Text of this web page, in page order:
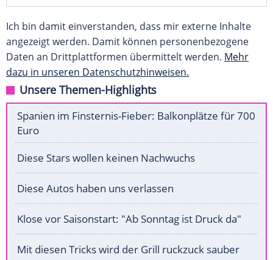
Ich bin damit einverstanden, dass mir externe Inhalte
angezeigt werden. Damit können personenbezogene
Daten an Drittplattformen übermittelt werden. Mehr
dazu in unseren Datenschutzhinweisen.
Unsere Themen-Highlights
Spanien im Finsternis-Fieber: Balkonplätze für 700
Euro
Diese Stars wollen keinen Nachwuchs
Diese Autos haben uns verlassen
Klose vor Saisonstart: "Ab Sonntag ist Druck da"
Mit diesen Tricks wird der Grill ruckzuck sauber